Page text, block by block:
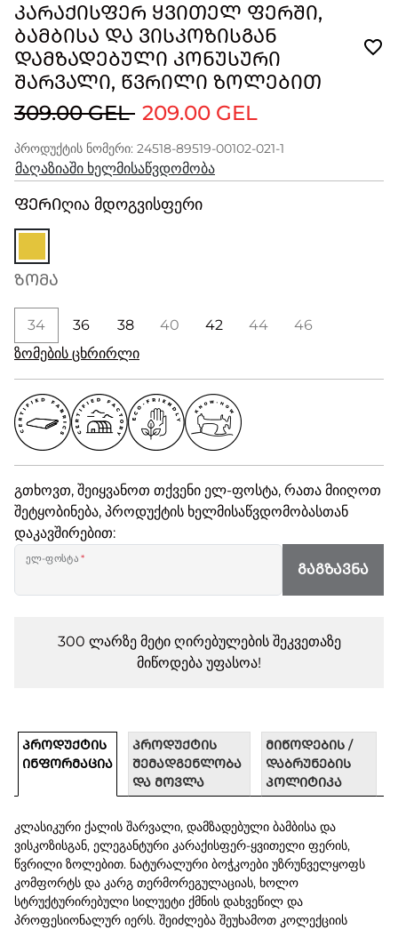
ᲙᲐᲠᲐᲥᲘᲡᲤᲔᲠ ᲧᲕᲘᲗᲔᲚ ᲤᲔᲠᲨᲘ,
ᲑᲐᲛᲑᲘᲡᲐ ᲓᲐ ᲕᲘᲡᲙᲝᲖᲘᲡᲒᲐᲜ
ᲓᲐᲛᲖᲐᲓᲔᲑᲣᲚᲘ ᲙᲝᲜᲣᲡᲣᲠᲘ
ᲨᲐᲠᲕᲐᲚᲘ, ᲬᲕᲠᲘᲚᲘ ᲖᲝᲚᲔᲑᲘᲗ
309.00 GEL 209.00 GEL
პროდუქტის ნომერი: 24518-89519-00102-021-1
მაღაზიაში ხელმისაწვდომობა
ᲤᲔᲠᲘღია მდოგვისფერი
ᲖᲝᲛᲐ
34 36 38 40 42 44
46
ზომების ცხრირლი
გთხოვთ, შეიყვანოთ თქვენი ელ-ფოსტა, რათა მიიღოთ
შეტყობინება, პროდუქტის ხელმისაწვდომობასთან
დაკავშირებით:
ელ-ფოსტა*
ᲒᲐᲒᲖᲐᲕᲜᲐ
300 ლარზე მეტი ღირებულების შეკვეთაზე
მიწოდება უფასოა!
ᲞᲠᲝᲓᲣᲥᲢᲘᲡ
ᲘᲜᲤᲝᲠᲛᲐᲪᲘᲐ
ᲞᲠᲝᲓᲣᲥᲢᲘᲡ
ᲨᲔᲛᲐᲓᲒᲔᲜᲚᲝᲑᲐ
ᲓᲐ ᲛᲝᲕᲚᲐ
ᲛᲘᲬᲝᲓᲔᲑᲘᲡ /
ᲓᲐᲑᲠᲣᲜᲔᲑᲘᲡ
ᲞᲝᲚᲘᲢᲘᲙᲐ
კლასიკური ქალის შარვალი, დამზადებული ბამბისა და
ვისკოზისგან, ელეგანტური კარაქისფერ-ყვითელი ფერის,
წვრილი ზოლებით. ნატურალური ბოჭკოები უზრუნველყოფს
კომფორტს და კარგ თერმორეგულაციას, ხოლო
სტრუქტურირებული სილუეტი ქმნის დახვეწილ და
პროფესიონალურ იერს. შეიძლება შეუხამოთ კოლექციის